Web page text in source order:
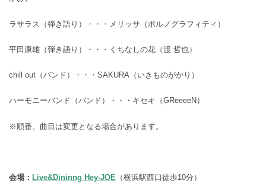
ラサラス（弾き語り）・・・メリッサ（ポルノグラフィティ）
平田康雄（弾き語り）・・・くちなしの花（渡 哲也）
chill out（バンド）・・・SAKURA（いきものがかり）
ハーモニーバンド（バンド）・・・キセキ（GReeeeN）
※順番、曲目は変更となる場合があります。
会場： Live&Dininng Hey-JOE （横浜駅西口徒歩10分）